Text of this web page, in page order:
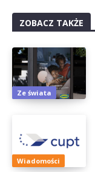
ZOBACZ TAKŻE
Ze świata
Wiadomości